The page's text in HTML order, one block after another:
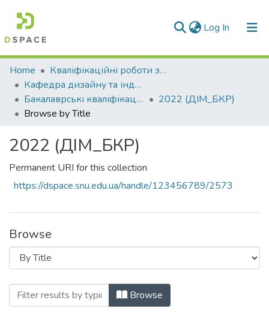
Log In (current)
Communities & Collections
All of DSpace
Home
Кваліфікаційні роботи здобувачів вищої освіти
Кафедра дизайну та індустрії моди (ДІМ)
Бакалаврські кваліфікаційні роботи
2022 (ДІМ_БКР)
Browse by Title
2022 (ДІМ_БКР)
Permanent URI for this collection
https://dspace.snu.edu.ua/handle/123456789/2573
Browse
Browsing 2022 (ДІМ_БКР) by Title
Browse